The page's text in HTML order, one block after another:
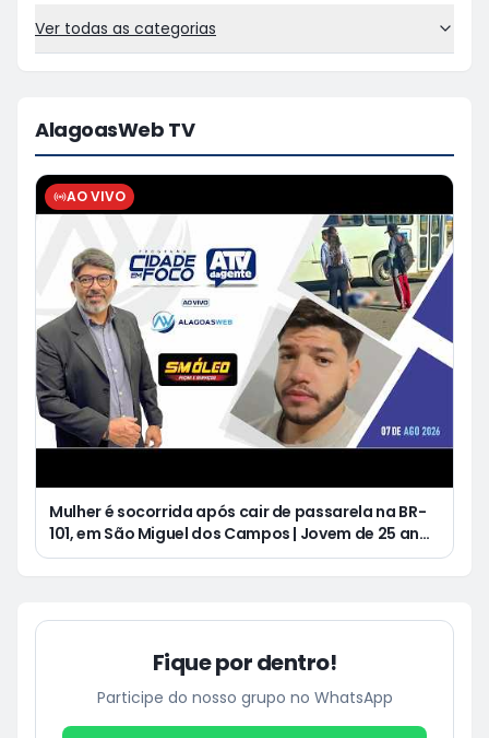
Ver todas as categorias
AlagoasWeb TV
AO VIVO
Mulher é socorrida após cair de passarela na BR-
101, em São Miguel dos Campos | Jovem de 25 anos
morre após acidente de moto no Distrito
Fique por dentro!
Participe do nosso grupo no WhatsApp